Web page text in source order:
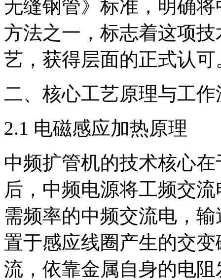
无缝钢管》标准，明确
方法之一，标志着这项
艺，获得层面的正式认可
二、核心工艺原理与工作
2.1 电磁感应加热原理
中频扩管机的技术核心
后，中频电源将工频交
需频率的中频交流电，
置于感应线圈产生的交
流，依靠金属自身的电